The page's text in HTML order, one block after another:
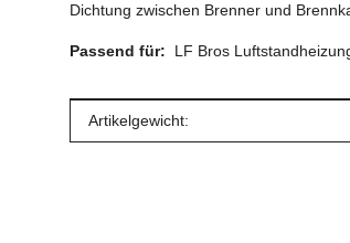
Dichtung zwischen Brenner und
Passend für: LF Bros
Produkteigenschaft
Wert
Artikelgewicht: